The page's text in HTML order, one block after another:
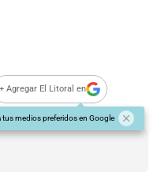
+ Agregar El Litoral en
tus medios preferidos en Google